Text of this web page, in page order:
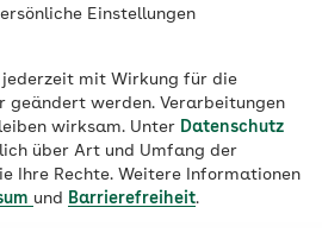
Einstellungen
jederzeit mit Wirkung für die
geändert werden. Verarbeitungen
wirksam. Unter Datenschutz
über Art und Umfang der
Ihre Rechte. Weitere Informationen
und Barrierefreiheit.
den Winter bringen